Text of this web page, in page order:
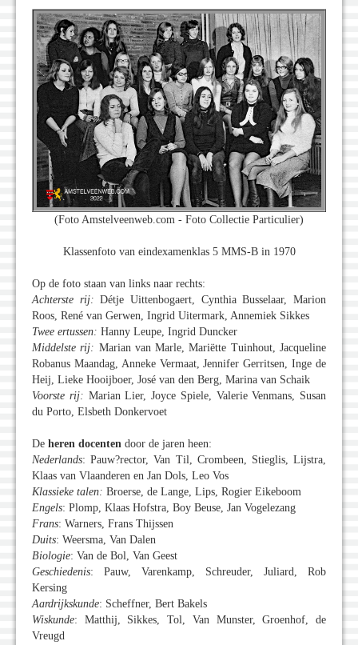
(Foto Amstelveenweb.com - Foto Collectie Particulier)
Klassenfoto van eindexamenklas 5 MMS-B in 1970
Op de foto staan van links naar rechts:
Achterste rij: Détje Uittenbogaert, Cynthia Busselaar, Marion
Roos, René van Gerwen, Ingrid Uitermark, Annemiek Sikkes
Twee ertussen: Hanny Leupe, Ingrid Duncker
Middelste rij: Marian van Marle, Mariëtte Tuinhout, Jacqueline
Robanus Maandag, Anneke Vermaat, Jennifer Gerritsen, Inge de
Heij, Lieke Hooijboer, José van den Berg, Marina van Schaik
Voorste rij: Marian Lier, Joyce Spiele, Valerie Venmans, Susan
du Porto, Elsbeth Donkervoet
De heren docenten door de jaren heen:
Nederlands: Pauw?rector, Van Til, Crombeen, Stieglis, Lijstra,
Klaas van Vlaanderen en Jan Dols, Leo Vos
Klassieke talen: Broerse, de Lange, Lips, Rogier Eikeboom
Engels: Plomp, Klaas Hofstra, Boy Beuse, Jan Vogelezang
Frans: Warners, Frans Thijssen
Duits: Weersma, Van Dalen
Biologie: Van de Bol, Van Geest
Geschiedenis: Pauw, Varenkamp, Schreuder, Juliard, Rob
Kersing
Aardrijkskunde: Scheffner, Bert Bakels
Wiskunde: Matthij, Sikkes, Tol, Van Munster, Groenhof, de
Vreugd